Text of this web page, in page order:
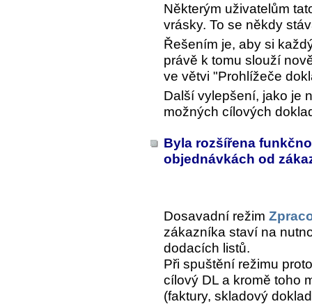
Některým uživatelům
vrásky. To se někdy
Řešením je, aby si
právě k tomu slouží
ve větvi "Prohlížeče
Další vylepšení, jako je
možných cílových
Byla rozšířena
objednávkách od
Dosavadní režim
zákazníka staví na
dodacích listů.
Při spuštění režimu
cílový DL a kromě toho
(faktury, skladový